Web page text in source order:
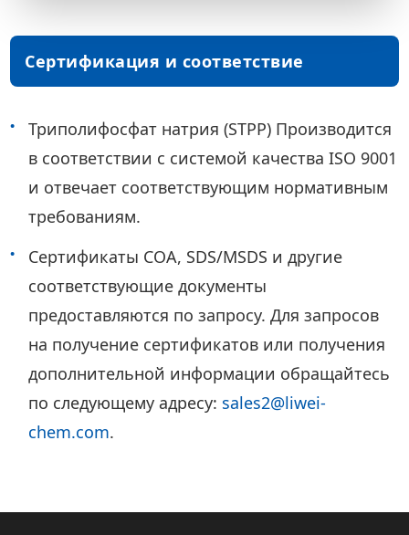
Сертификация и соответствие
Триполифосфат натрия (STPP) Производится
в соответствии с системой качества ISO 9001
и отвечает соответствующим нормативным
требованиям.
Сертификаты COA, SDS/MSDS и другие
соответствующие документы
предоставляются по запросу. Для запросов
на получение сертификатов или получения
дополнительной информации обращайтесь
по следующему адресу: sales2@liwei-
chem.com.